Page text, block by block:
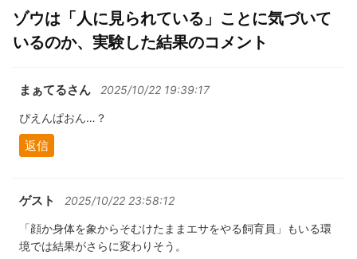
ゾウは「人に見られている」ことに気づいて
いるのか、実験した結果のコメント
まぁてるさん 2025/10/22 19:39:17
ぴえんぱおん…？
返信
ゲスト 2025/10/22 23:58:12
「顔か身体を象からそむけたままエサをやる飼育員」もいる環
境では結果がさらに変わりそう。